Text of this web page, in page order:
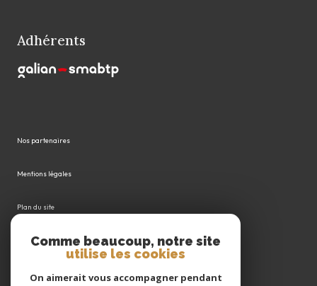
Adhérents
Nos partenaires
Mentions légales
Plan du site
Admin
Politique RGPD
Comme beaucoup, notre site
utilise les cookies
On aimerait vous accompagner pendant